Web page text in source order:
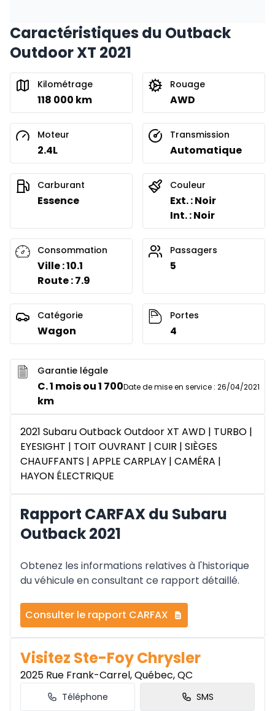
Financement sur 24 mois
Financement sur 24 mois
À partir de :
Caractéristiques du Outback
Outdoor XT 2021
Kilométrage
118 000 km
Rouage
AWD
Moteur
2.4L
Transmission
Automatique
Carburant
Essence
Couleur
Ext. : Noir
Int. : Noir
Consommation
Ville : 10.1
Route : 7.9
Passagers
5
Catégorie
Wagon
Portes
4
Garantie légale
C. 1 mois ou 1 700
km
Date de mise en service : 26/04/2021
2021 Subaru Outback Outdoor XT AWD | TURBO |
EYESIGHT | TOIT OUVRANT | CUIR | SIÈGES
CHAUFFANTS | APPLE CARPLAY | CAMÉRA |
HAYON ÉLECTRIQUE
Rapport CARFAX du Subaru
Outback 2021
Obtenez les informations relatives à l'historique
du véhicule en consultant ce rapport détaillé.
Consulter le rapport CARFAX
Visitez Ste-Foy Chrysler
2025 Rue Frank-Carrel, Québec, QC
Téléphone SMS